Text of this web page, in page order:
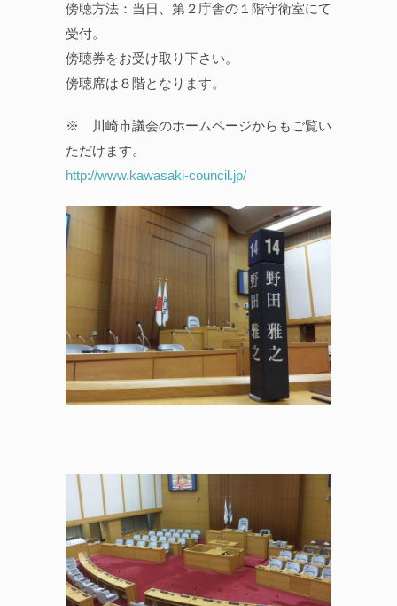
傍聴方法：当日、第２庁舎の１階守衛室にて
受付。
傍聴券をお受け取り下さい。
傍聴席は８階となります。
※ 川崎市議会のホームページからもご覧い
ただけます。
http://www.kawasaki-council.jp/